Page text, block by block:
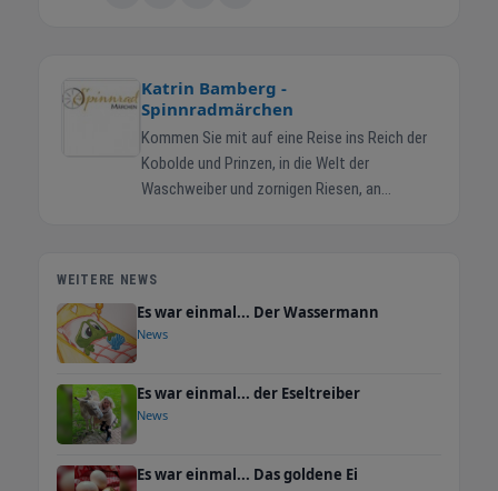
Katrin Bamberg -
Spinnradmärchen
Kommen Sie mit auf eine Reise ins Reich der
Kobolde und Prinzen, in die Welt der
Waschweiber und zornigen Riesen, an
frohlockende Zirpen des Zaubervogels?
Riechen Sie Zauberkräuter, die frische Brise
an einem entlegenen See, den
gemütlichen Stuben? Ich entführe Sie in die
Welt der Märchen. Die Fäden alter, längst
bekannten Sagen und Erzählungen verleihe ich
WEITERE NEWS
Es war einmal... Der Wassermann
News
Es war einmal... der Eseltreiber
News
Es war einmal... Das goldene Ei